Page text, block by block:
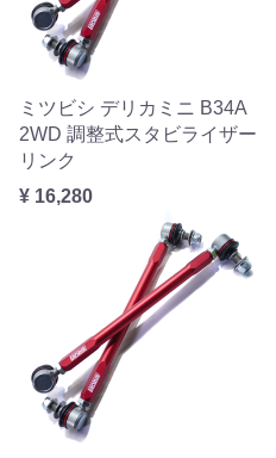
ミツビシ デリカミニ B34A
2WD 調整式スタビライザー
リンク
¥ 16,280